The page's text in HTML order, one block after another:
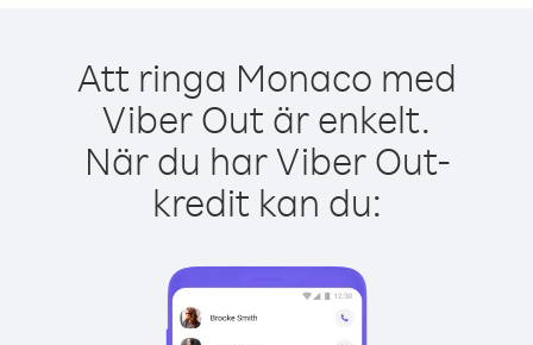
Att ringa Monaco med
Viber Out är enkelt.
När du har Viber Out-
kredit kan du: